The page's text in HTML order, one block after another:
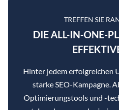
TREFFEN SIE
DIE ALL-IN-ONE-
Hinter jedem erfolgreichen
starke SEO-Kampagne.
Optimierungstools und -